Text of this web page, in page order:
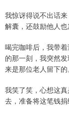
我惊讶得说不出话
解囊，还鼓励他人也
喝完咖啡后，我带
的那一刻，我突然
来是那位老人留下的
我笑了笑，心想这
去，准备将这笔钱捐